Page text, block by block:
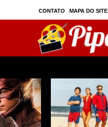
CONTATO MAPA DO SITE
PRIVAC./SEGURANÇA